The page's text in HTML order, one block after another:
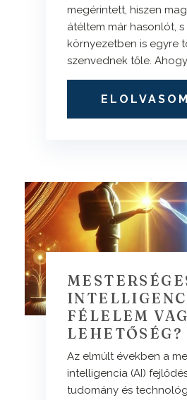
megérintett, hiszen
átéltem már hasonlót, s
környezetben is egyre
szenvednek tőle.
ELOLVASOM
FÉLELEM
LEHETŐSÉG?
Az elmúlt években a
intelligencia (AI)
tudomány és